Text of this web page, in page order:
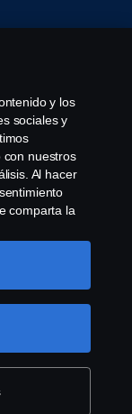
Tel:
y los
sociales y
con nuestros
Al hacer
comparta la
y
Para